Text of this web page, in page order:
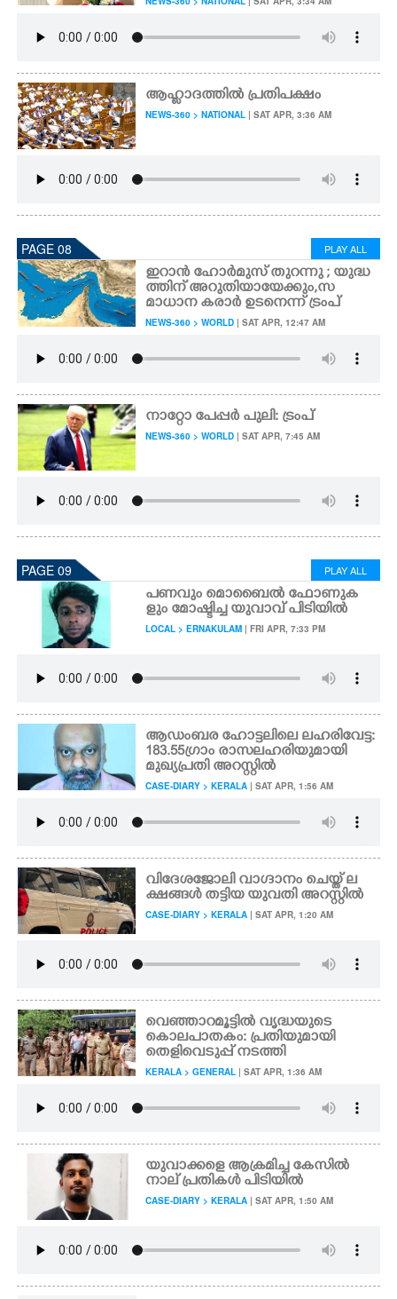
ആഹ്ലാദത്തിൽ പ്രതിപക്ഷം
NEWS-360 > NATIONAL | SAT APR, 3:36 AM
PAGE 08 PLAY ALL
ഇറാൻ ഹോർമുസ് തുറന്നു ; യുദ്ധ
ത്തിന് അറുതിയായേക്കും,​ സ
മാധാന കരാർ ഉടനെന്ന് ട്രംപ്
NEWS-360 > WORLD | SAT APR, 12:47 AM
നാറ്റോ പേപ്പർ പുലി: ട്രംപ്
NEWS-360 > WORLD | SAT APR, 7:45 AM
PAGE 09 PLAY ALL
പണവും മൊബൈൽ ഫോണുക
ളും മോഷ്ടിച്ച യുവാവ് പിടിയിൽ
LOCAL > ERNAKULAM | FRI APR, 7:33 PM
ആഡംബര ഹോട്ടലിലെ ലഹരിവേട്ട:
183.55 ഗ്രാം രാസലഹരിയുമായി
മുഖ്യപ്രതി അറസ്റ്റിൽ
CASE-DIARY > KERALA | SAT APR, 1:56 AM
വിദേശജോലി വാഗ്ദാനം ചെയ്ത് ല
ക്ഷങ്ങൾ തട്ടിയ യുവതി അറസ്റ്റിൽ
CASE-DIARY > KERALA | SAT APR, 1:20 AM
വെഞ്ഞാറമൂട്ടിൽ വൃദ്ധയുടെ
കൊലപാതകം: പ്രതിയുമായി
തെളിവെടുപ്പ് നടത്തി
KERALA > GENERAL | SAT APR, 1:36 AM
യുവാക്കളെ ആക്രമിച്ച കേസിൽ
നാല് പ്രതികൾ പിടിയിൽ
CASE-DIARY > KERALA | SAT APR, 1:50 AM